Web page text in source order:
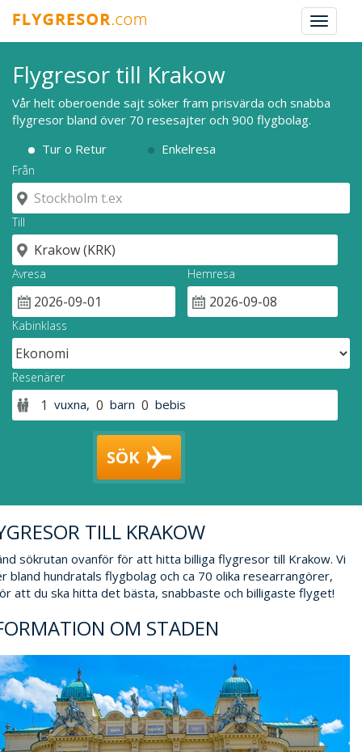
Toggle
Flygresor till Krakow
Vår helt oberoende sajt söker fram prisvärda och snabba
flygresor bland över 70 resesajter och 900 flygbolag.
Tur o Retur
Enkelresa
Från
Till
Avresa Hemresa
Kabinklass
Resenärer
vuxna, barn bebis
SÖK
TILL KRAKOW
sökrutan ovanför för att hitta billiga flygresor till Krakow. Vi
bland hundratals flygbolag och ca 70 olika researrangörer,
att du ska hitta det bästa, snabbaste och billigaste flyget!
OM STADEN